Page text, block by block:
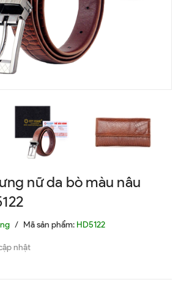
nữ da bò màu nâu
/ Mã sản phẩm: HD5122
nhật